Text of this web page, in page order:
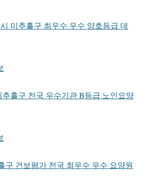
미추홀구 최우수 우수 양호등급 데
홀구 전국 우수기관 B등급 노인요양
구 건보평가 전국 최우수 우수 요양원